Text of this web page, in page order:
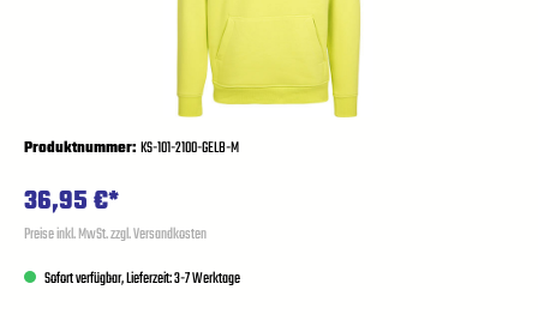
Produktnummer: KS-101-2100-GELB-M
36,95 €*
Preise inkl. MwSt. zzgl. Versandkosten
Sofort verfügbar, Lieferzeit: 3-7 Werktage